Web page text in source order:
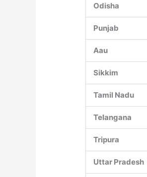
Odisha
Punjab
Aau
Sikkim
Tamil Nadu
Telangana
Tripura
Uttar Pradesh